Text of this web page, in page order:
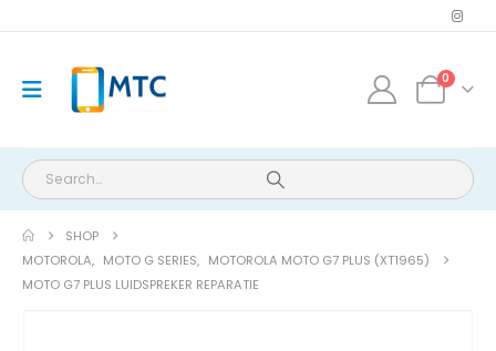
0
SHOP
MOTOROLA, MOTO G SERIES, MOTOROLA MOTO G7 PLUS (XT1965)
MOTO G7 PLUS LUIDSPREKER REPARATIE